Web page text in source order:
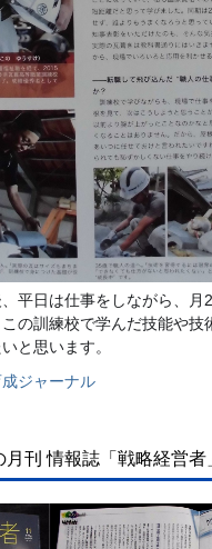
平日は仕事をしながら、月
の訓練校で学んだ技能や技
と思います。
ジャーナル
刊 情報誌「戦略経営者